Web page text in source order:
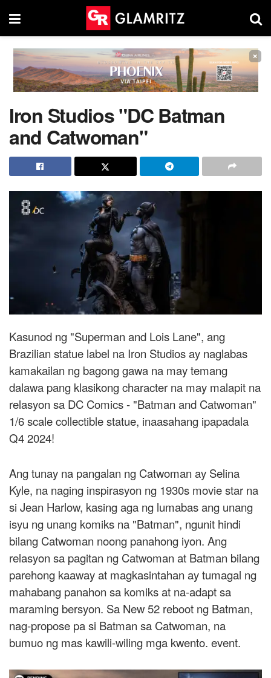
×
Iron Studios "DC Batman
and Catwoman"
Kasunod ng "Superman and Lois Lane", ang
Brazilian statue label na Iron Studios ay naglabas
kamakailan ng bagong gawa na may temang
dalawa pang klasikong character na may malapit na
relasyon sa DC Comics - "Batman and Catwoman"
1/6 scale collectible statue, inaasahang ipapadala
Q4 2024!
Ang tunay na pangalan ng Catwoman ay Selina
Kyle, na naging inspirasyon ng 1930s movie star na
si Jean Harlow, kasing aga ng lumabas ang unang
isyu ng unang komiks na "Batman", ngunit hindi
bilang Catwoman noong panahong iyon. Ang
relasyon sa pagitan ng Catwoman at Batman bilang
parehong kaaway at magkasintahan ay tumagal ng
mahabang panahon sa komiks at na-adapt sa
maraming bersyon. Sa New 52 reboot ng Batman,
nag-propose pa si Batman sa Catwoman, na
bumuo ng mas kawili-wiling mga kwento. event.